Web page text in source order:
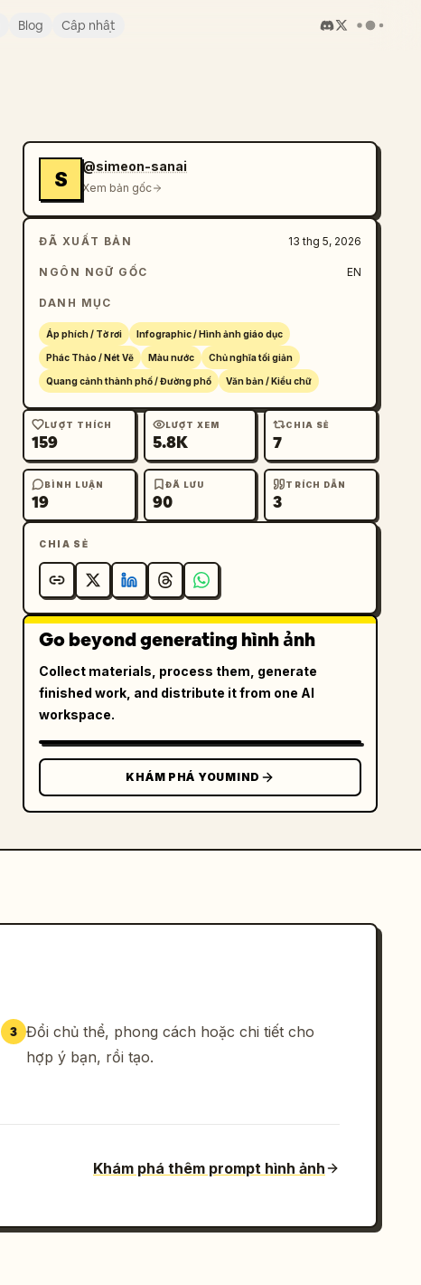
Blog Cập nhật
S
@simeon-sanai
Xem bản gốc
ĐÃ XUẤT BẢN 13 thg 5, 2026
NGÔN NGỮ GỐC EN
DANH MỤC
Áp phích / Tờ rơi Infographic / Hình ảnh giáo dục
Phác Thảo / Nét Vẽ Màu nước Chủ nghĩa tối giản
Quang cảnh thành phố / Đường phố Văn bản / Kiểu chữ
LƯỢT THÍCH
159
LƯỢT XEM
5.8K
CHIA SẺ
7
BÌNH LUẬN
19
ĐÃ LƯU
90
TRÍCH DẪN
3
CHIA SẺ
Go beyond generating hình ảnh
Collect materials, process them, generate
finished work, and distribute it from one AI
workspace.
KHÁM PHÁ YOUMIND
3 Đổi chủ thể, phong cách hoặc chi tiết cho
hợp ý bạn, rồi tạo.
Khám phá thêm prompt hình ảnh